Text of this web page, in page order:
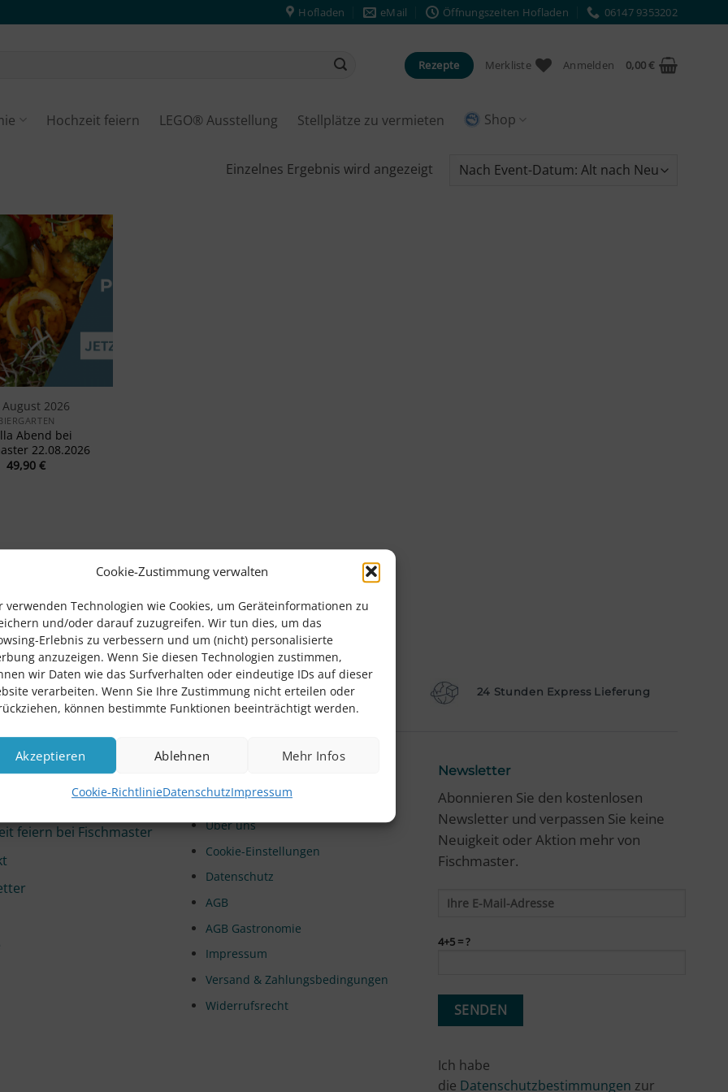
Cookie-Zustimmung verwalten
verwenden Technologien wie Cookies, um Geräteinformationen zu
und/oder darauf zuzugreifen. Wir tun dies, um das
Erlebnis zu verbessern und um (nicht) personalisierte
anzuzeigen. Wenn Sie diesen Technologien zustimmen,
wir Daten wie das Surfverhalten oder eindeutige IDs auf dieser
verarbeiten. Wenn Sie Ihre Zustimmung nicht erteilen oder
können bestimmte Funktionen beeinträchtigt werden.
Akzeptieren Ablehnen Mehr Infos
Cookie-RichtlinieDatenschutzImpressum
Hofladen eMail Öffnungszeiten Hofladen 06147 9353202
Rezepte Merkliste Anmelden 0,00€
Hochzeit feiern LEGO® Ausstellung Stellplätze zu vermieten Shop
Einzelnes Ergebnis wird angezeigt
Merken
August 2026
Abend bei
22.08.2026
49,90€
Kühlung EU-Zertifizierte Manufaktur 24 Stunden Express Lieferung
feiern bei Fischmaster
Umwelt & Nachhaltigkeit
Über uns
Cookie-Einstellungen
Datenschutz
AGB
AGB Gastronomie
Impressum
Versand & Zahlungsbedingungen
Widerrufsrecht
Newsletter
Abonnieren Sie den kostenlosen
Newsletter und verpassen Sie keine
Neuigkeit oder Aktion mehr von
Fischmaster.
4+5 = ?
Ich habe
die Datenschutzbestimmungen zur